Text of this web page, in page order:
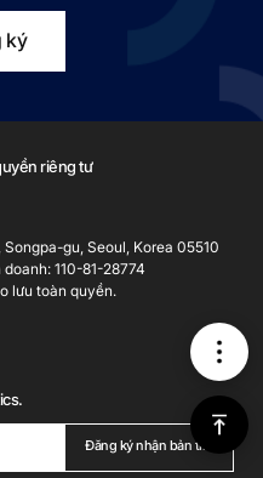
메
뉴
위
ký
Đăng ký nhận bản tin
gu, Seoul, Korea 05510
110-81-28774
lưu toàn quyền.
riêng tư